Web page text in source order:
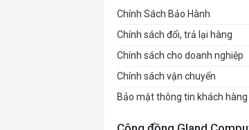
Chính Sách Bảo Hành
Chính sách đổi, trả lại hàng
Chính sách cho doanh nghiệp
Chính sách vận chuyển
Bảo mật thông tin khách hàng